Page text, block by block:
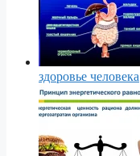
здоровье человека